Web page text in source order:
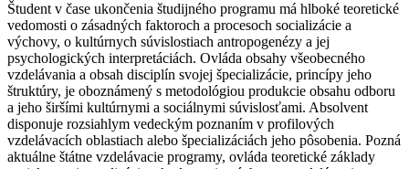
Študent v čase ukončenia študijného programu má hlboké teoretické
vedomosti o zásadných faktoroch a procesoch socializácie a
výchovy, o kultúrnych súvislostiach antropogenézy a jej
psychologických interpretáciách. Ovláda obsahy všeobecného
vzdelávania a obsah disciplín svojej špecializácie, princípy jeho
štruktúry, je oboznámený s metodológiou produkcie obsahu odboru
a jeho širšími kultúrnymi a sociálnymi súvislosťami. Absolvent
disponuje rozsiahlym vedeckým poznaním v profilových
vzdelávacích oblastiach alebo špecializáciách jeho pôsobenia. Pozná
aktuálne štátne vzdelávacie programy, ovláda teoretické základy